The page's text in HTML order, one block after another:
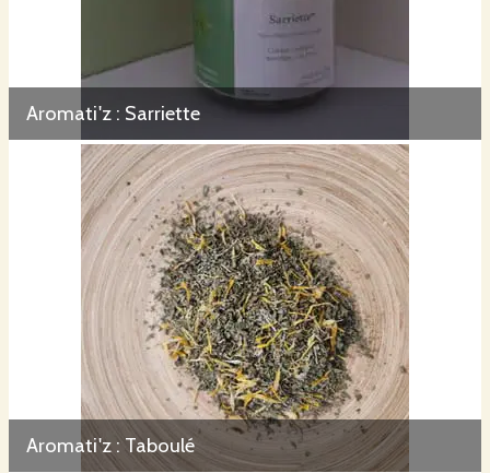
Aromati'z : Sarriette
Aromati'z : Taboulé